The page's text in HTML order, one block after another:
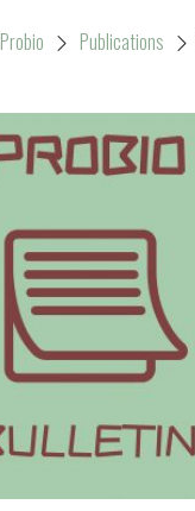
Probio Publications